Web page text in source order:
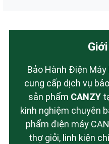
Bảo Hành Điện
cung cấp dịch vụ
sản phẩm CANZY
kinh nghiệm chuyên
phẩm điện máy
thợ giỏi, linh kiện